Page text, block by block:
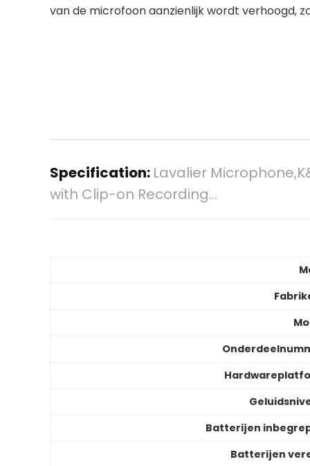
van de microfoon aanzienlijk wordt verhoogd,
Specification: Lavalier
with Clip-on Recording…
Batterijen
Batterijen